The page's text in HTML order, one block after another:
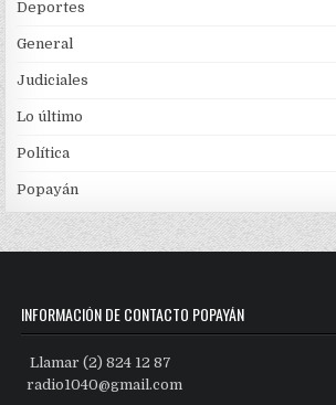
Deportes
General
Judiciales
Lo último
Política
Popayán
INFORMACIÓN DE CONTACTO POPAYÁN
Llamar (2) 824 12 87
radio1040@gmail.com